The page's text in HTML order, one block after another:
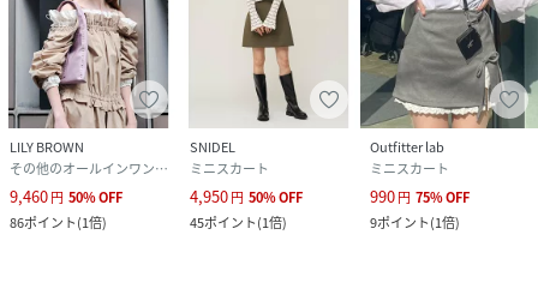
LILY BROWN
その他のオールインワン・オーバーオール
9,460円 50%OFF
86ポイント(1倍)
SNIDEL
ミニスカート
4,950円 50%OFF
45ポイント(1倍)
Outfitter lab
ミニスカート
990円 75%OFF
9ポイント(1倍)